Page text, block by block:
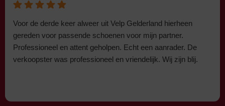
Voor de derde keer alweer uit Velp Gelderland hierheen
gereden voor passende schoenen voor mijn partner.
Professioneel en attent geholpen. Echt een aanrader. De
verkoopster was professioneel en vriendelijk. Wij zijn blij.